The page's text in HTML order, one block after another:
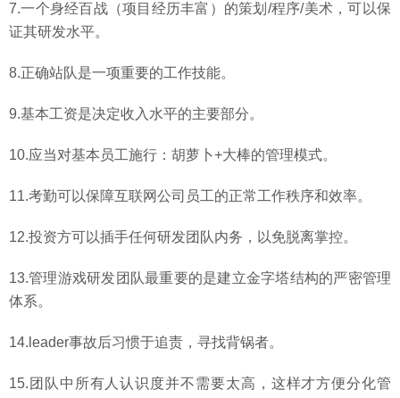
7.一个身经百战（项目经历丰富）的策划/程序/美术，可以保
证其研发水平。
8.正确站队是一项重要的工作技能。
9.基本工资是决定收入水平的主要部分。
10.应当对基本员工施行：胡萝卜+大棒的管理模式。
11.考勤可以保障互联网公司员工的正常工作秩序和效率。
12.投资方可以插手任何研发团队内务，以免脱离掌控。
13.管理游戏研发团队最重要的是建立金字塔结构的严密管理
体系。
14.leader事故后习惯于追责，寻找背锅者。
15.团队中所有人认识度并不需要太高，这样才方便分化管